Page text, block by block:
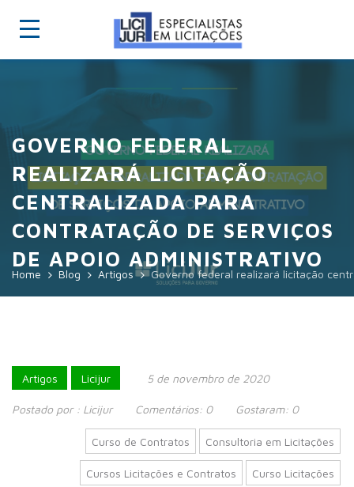
GOVERNO FEDERAL
REALIZARÁ LICITAÇÃO
CENTRALIZADA PARA
CONTRATAÇÃO DE SERVIÇOS
DE APOIO ADMINISTRATIVO
Home Blog Artigos Governo federal realizará licitação
Artigos Licijur 5 de novembro de 2020
Postado por : Licijur Comentários: 0 Gostaram: 0
Consultoria em Licitações
Curso de Contratos
Curso Licitações
Cursos Licitações e Contratos